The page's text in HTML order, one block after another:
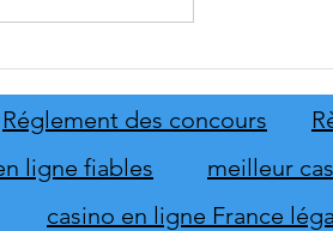
novembre
Réglement des concours
meilleur
ligne fiables
casino en ligne France